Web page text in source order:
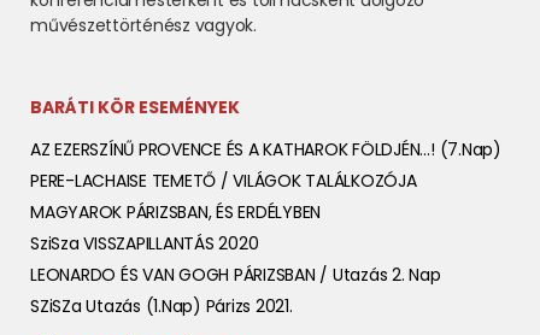
művészettörténész vagyok.
BARÁTI KÖR ESEMÉNYEK
AZ EZERSZÍNŰ PROVENCE ÉS A KATHAROK FÖLDJÉN…! (7.nap)
PERE-LACHAISE TEMETŐ / VILÁGOK TALÁLKOZÓJA
MAGYAROK PÁRIZSBAN, ÉS ERDÉLYBEN
SziSza VISSZAPILLANTÁS 2020
LEONARDO ÉS VAN GOGH PÁRIZSBAN / Utazás 2. Nap
SZiSZa Utazás (1.nap) Párizs 2021.